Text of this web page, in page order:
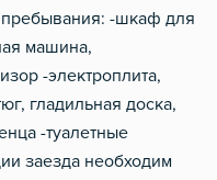
-шкаф для
машина,
-электроплита,
гладильная доска,
-туалетные
заезда необходим